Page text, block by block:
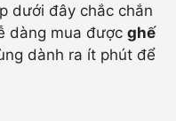
dưới đây chắc chắn
dàng mua được ghế
dành ra ít phút để